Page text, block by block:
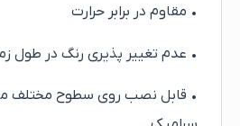
• مقاوم در برابر حرارت
• عدم تغییر پذیری رنگ در طول
• قابل نصب روی سطوح مختلف